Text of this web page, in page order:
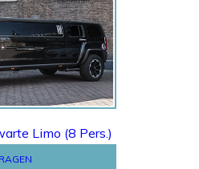
Limo (8 Pers.)